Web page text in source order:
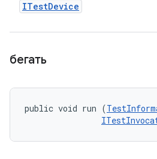
ITestDevice
бегать
public void run (